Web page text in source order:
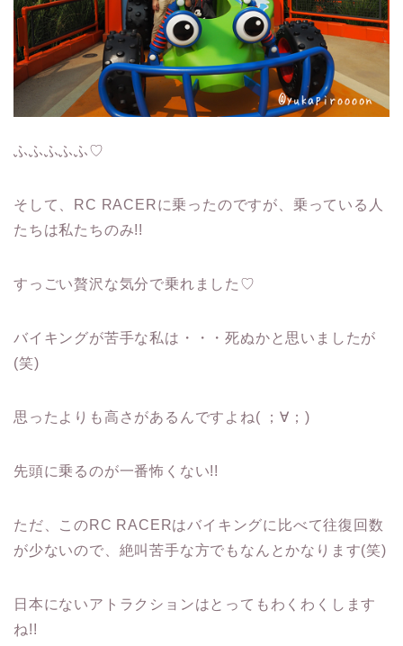
ふふふふふ♡
そして、RC RACERに乗ったのですが、乗っている人
たちは私たちのみ!!
すっごい贅沢な気分で乗れました♡
バイキングが苦手な私は・・・死ぬかと思いましたが
(笑)
思ったよりも高さがあるんですよね( ；∀；)
先頭に乗るのが一番怖くない!!
ただ、このRC RACERはバイキングに比べて往復回数
が少ないので、絶叫苦手な方でもなんとかなります(笑)
日本にないアトラクションはとってもわくわくします
ね!!